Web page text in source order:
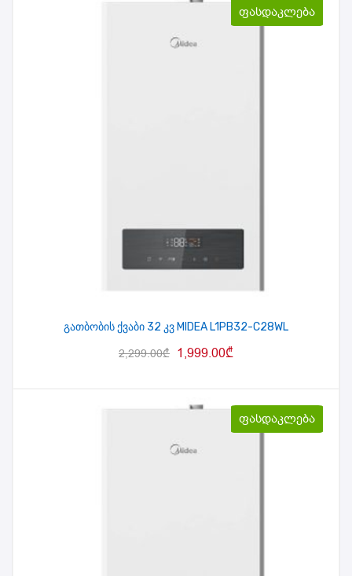
ფასდაკლება
გათბობის ქვაბი 32 კვ MIDEA L1PB32-C28WL
2,299.00₾ 1,999.00₾
ფასდაკლება